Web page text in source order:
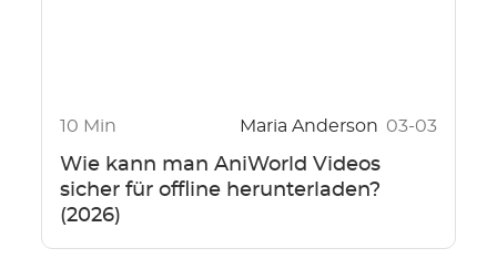
10 Min Maria Anderson 03-03
Wie kann man AniWorld Videos
sicher für offline herunterladen?
(2026)